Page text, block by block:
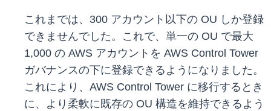
これまでは、300 アカウント以下の OU しか登録
できませんでした。これで、単一の OU で最大
1,000 の AWS アカウントを AWS Control Tower
ガバナンスの下に登録できるようになりました。
これにより、AWS Control Tower に移行するとき
に、より柔軟に既存の OU 構造を維持できるよう